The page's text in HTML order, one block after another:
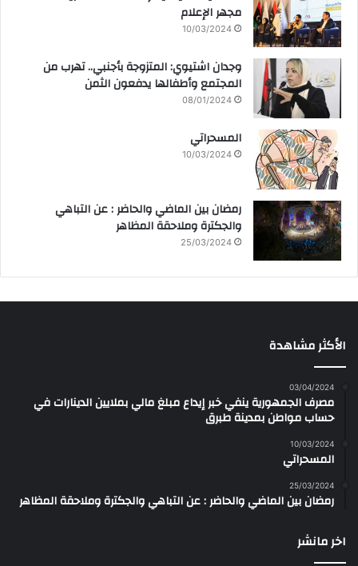
مجهر الإعلام
10/03/2024
وجدان اشتيوي: المتزوجة بأجنبي.. تهرب من
المجتمع وأطفالها يدفعون الثمن
08/01/2024
المسحراتي
10/03/2024
رمضان بين الماضي والحاضر : عن التباهي
والجكترة وملاحقة المظاهر
25/03/2024
الأكثر مشاهدة
03/04/2024
مصرف الجمهورية ينفي خبر إيداع مبلغ مالي بملايين الدينارات في
حساب مواطن بمدينة طبرق
10/03/2024
المسحراتي
25/03/2024
رمضان بين الماضي والحاضر : عن التباهي والجكترة وملاحقة المظاهر
اخر مانشر